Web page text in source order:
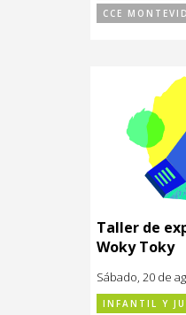
CCE
Taller de
Woky Toky
Sábado, 20 de
INFANTIL Y